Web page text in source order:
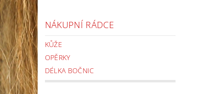
NÁKUPNÍ RÁDCE
KŮŽE
OPĚRKY
DÉLKA BOČNIC